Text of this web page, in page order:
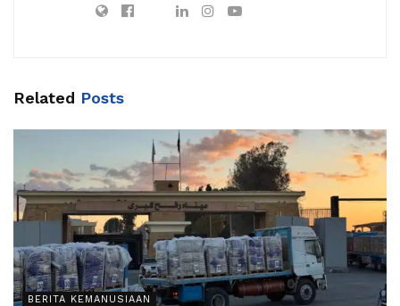
Related Posts
BERITA KEMANUSIAAN